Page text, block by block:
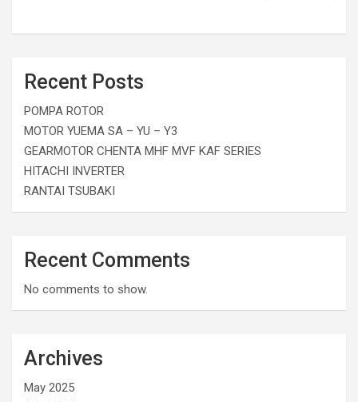
Recent Posts
POMPA ROTOR
MOTOR YUEMA SA – YU – Y3
GEARMOTOR CHENTA MHF MVF KAF SERIES
HITACHI INVERTER
RANTAI TSUBAKI
Recent Comments
No comments to show.
Archives
May 2025